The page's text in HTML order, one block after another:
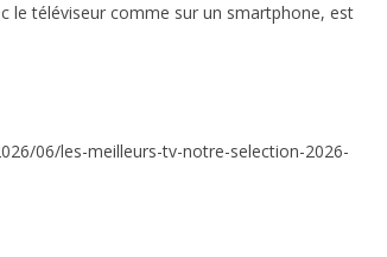
le téléviseur comme sur un smartphone, est
06/les-meilleurs-tv-notre-selection-2026-